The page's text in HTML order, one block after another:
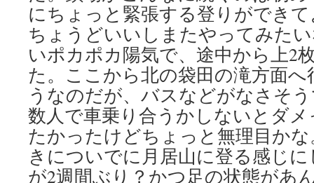
にちょっと緊張する登りができ
ちょうどいいしまたやってみた
いポカポカ陽気で、途中から上2
た。ここから北の袋田の滝方面
うなのだが、バスなどがなさそ
数人で車乗り合うかしないとダ
たかったけどちょっと無理目か
きについでに月居山に登る感じ
が2週間ぶり？かつ足の状態があ